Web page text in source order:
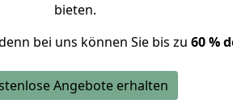
bieten.
bei uns können Sie bis zu 60 %
Angebote erhalten